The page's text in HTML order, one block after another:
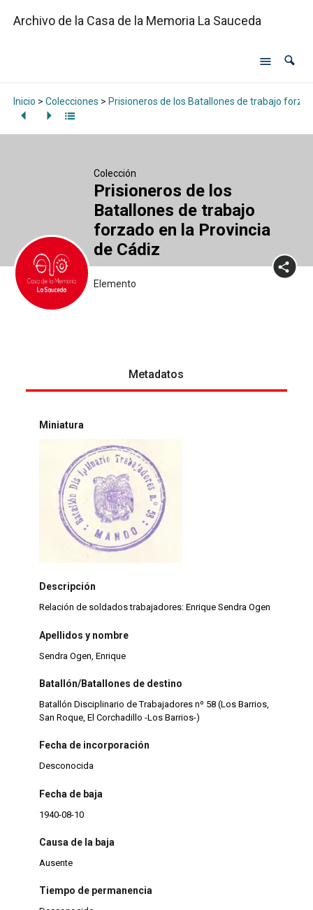
Archivo de la Casa de la Memoria La Sauceda
Inicio > Colecciones > Prisioneros de los Batallones de trabajo
Colección
Prisioneros de los
Batallones de trabajo
forzado en la Provincia
de Cádiz
Elemento
Metadatos
Miniatura
Descripción
Relación de soldados trabajadores: Enrique Sendra Ogen
Apellidos y nombre
Sendra Ogen, Enrique
Batallón/Batallones de destino
Batallón Disciplinario de Trabajadores nº 58 (Los Barrios,
San Roque, El Corchadillo -Los Barrios-)
Fecha de incorporación
Desconocida
Fecha de baja
1940-08-10
Causa de la baja
Ausente
Tiempo de permanencia